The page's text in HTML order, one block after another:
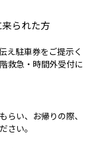
られた方
え駐車券をご提示く
救急・時間外受付に
い、お帰りの際、
さい。